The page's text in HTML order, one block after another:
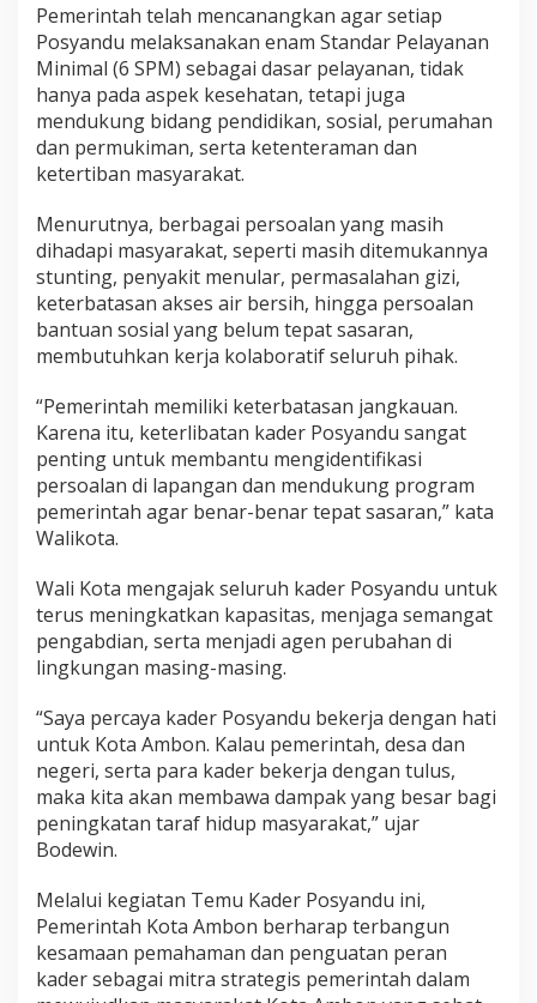
Pemerintah telah mencanangkan agar setiap
Posyandu melaksanakan enam Standar Pelayanan
Minimal (6 SPM) sebagai dasar pelayanan, tidak
hanya pada aspek kesehatan, tetapi juga
mendukung bidang pendidikan, sosial, perumahan
dan permukiman, serta ketenteraman dan
ketertiban masyarakat.
Menurutnya, berbagai persoalan yang masih
dihadapi masyarakat, seperti masih ditemukannya
stunting, penyakit menular, permasalahan gizi,
keterbatasan akses air bersih, hingga persoalan
bantuan sosial yang belum tepat sasaran,
membutuhkan kerja kolaboratif seluruh pihak.
“Pemerintah memiliki keterbatasan jangkauan.
Karena itu, keterlibatan kader Posyandu sangat
penting untuk membantu mengidentifikasi
persoalan di lapangan dan mendukung program
pemerintah agar benar-benar tepat sasaran,” kata
Walikota.
Wali Kota mengajak seluruh kader Posyandu untuk
terus meningkatkan kapasitas, menjaga semangat
pengabdian, serta menjadi agen perubahan di
lingkungan masing-masing.
“Saya percaya kader Posyandu bekerja dengan hati
untuk Kota Ambon. Kalau pemerintah, desa dan
negeri, serta para kader bekerja dengan tulus,
maka kita akan membawa dampak yang besar bagi
peningkatan taraf hidup masyarakat,” ujar
Bodewin.
Melalui kegiatan Temu Kader Posyandu ini,
Pemerintah Kota Ambon berharap terbangun
kesamaan pemahaman dan penguatan peran
kader sebagai mitra strategis pemerintah dalam